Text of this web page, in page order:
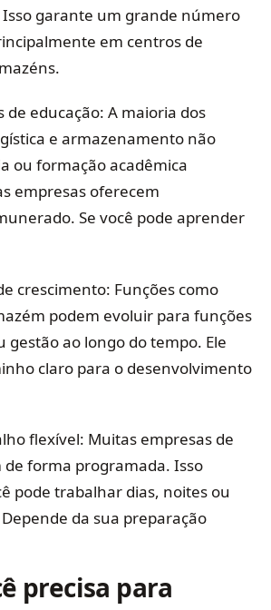
garante um grande número
em centros de
de educação: A maioria dos
e armazenamento não
ou formação acadêmica
empresas oferecem
Se você pode aprender
crescimento: Funções como
podem evoluir para funções
gestão ao longo do tempo. Ele
claro para o desenvolvimento
flexível: Muitas empresas de
de forma programada. Isso
pode trabalhar dias, noites ou
da sua preparação
precisa para